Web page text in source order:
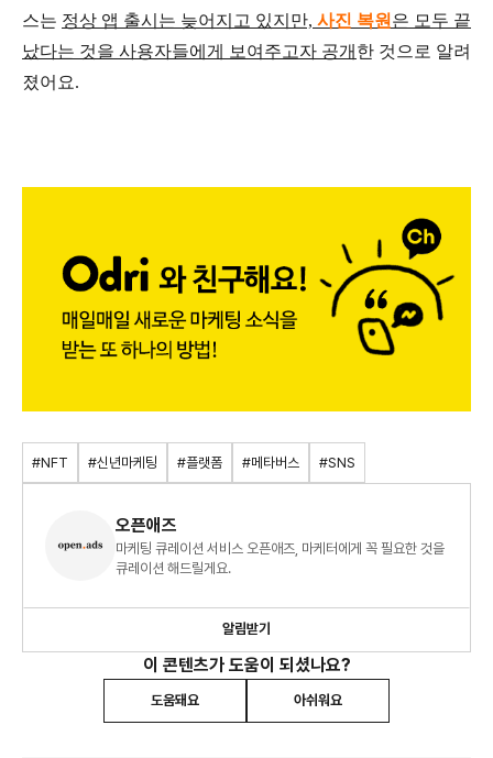
스는 정상 앱 출시는 늦어지고 있지만, 사진 복원 은 모두 끝
났다는 것을 사용자들에게 보여주고자 공개 한 것으로 알려
졌어요.
#NFT #신년마케팅 #플랫폼 #메타버스 #SNS
오픈애즈
마케팅 큐레이션 서비스 오픈애즈, 마케터에게 꼭 필요한 것을
큐레이션 해드릴게요.
알림받기
이 콘텐츠가 도움이 되셨나요?
도움돼요 아쉬워요